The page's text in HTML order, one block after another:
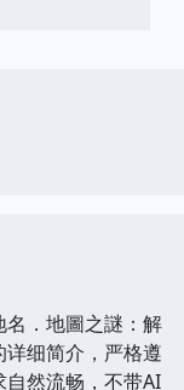
．地圖之謎：解
细简介，严格遵
然流畅，不带AI